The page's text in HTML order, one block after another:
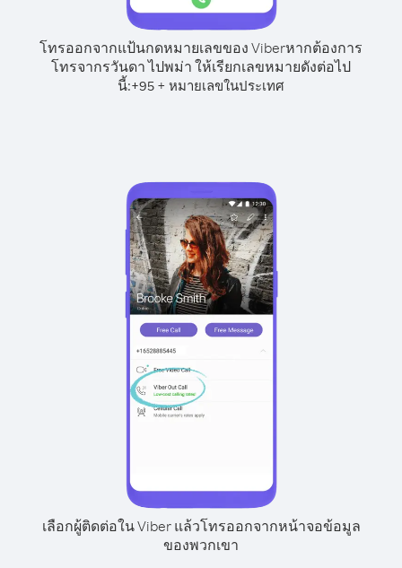
โทรออกจากแป้นกดหมายเลขของ Viberหากต้องการ
โทรจากรวันดา ไปพม่า ให้เรียกเลขหมายดังต่อไป
นี้:+95 + หมายเลขในประเทศ
เลือกผู้ติดต่อใน Viber แล้วโทรออกจากหน้าจอข้อมูล
ของพวกเขา